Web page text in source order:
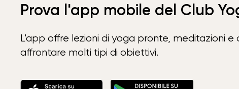
Prova l'app mobile del Club
L'app offre lezioni di yoga pronte, meditazioni e
affrontare molti tipi di obiettivi.